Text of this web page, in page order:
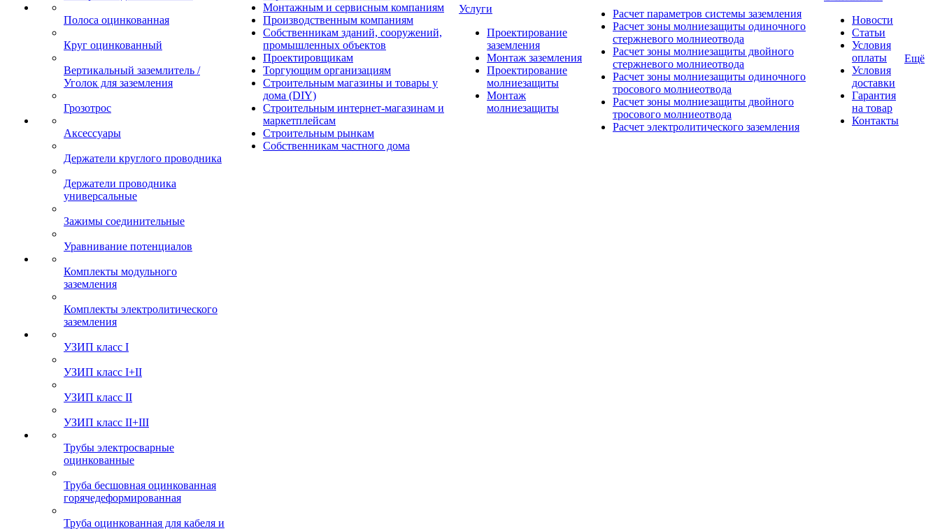
Полоса оцинкованная
Круг оцинкованный
Вертикальный заземлитель /
Уголок для заземления
Грозотрос
Аксессуары
Держатели круглого проводника
Держатели проводника
универсальные
Зажимы соединительные
Уравнивание потенциалов
Комплекты модульного
заземления
Комплекты электролитического
заземления
УЗИП класс I
УЗИП класс I+II
УЗИП класс II
УЗИП класс II+III
Трубы электросварные
оцинкованные
Труба бесшовная оцинкованная
горячедеформированная
Труба оцинкованная для кабеля и
Монтажным и сервисным компаниям
Производственным компаниям
Собственникам зданий, сооружений,
промышленных объектов
Проектировщикам
Торгующим организациям
Строительным магазины и товары у
дома (DIY)
Строительным интернет-магазинам и
маркетплейсам
Строительным рынкам
Собственникам частного дома
Услуги
Проектирование
заземления
Монтаж заземления
Проектирование
молниезащиты
Монтаж
молниезащиты
Расчет параметров системы заземления
Расчет зоны молниезащиты одиночного
стержневого молниеотвода
Расчет зоны молниезащиты двойного
стержневого молниеотвода
Расчет зоны молниезащиты одиночного
тросового молниеотвода
Расчет зоны молниезащиты двойного
тросового молниеотвода
Расчет электролитического заземления
Новости
Статьи
Условия
оплаты
Условия
доставки
Гарантия
на товар
Контакты
Ещё